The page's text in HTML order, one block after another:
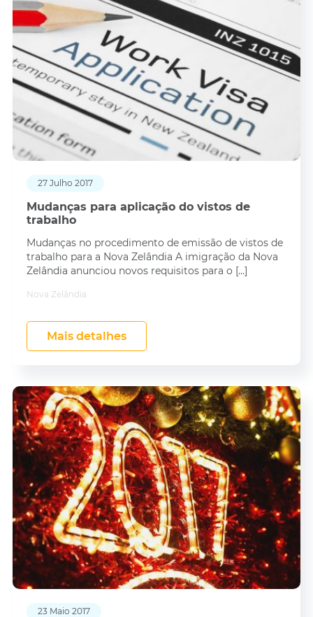
27 Julho 2017
Mudanças para aplicação do vistos de
trabalho
Mudanças no procedimento de emissão de vistos de
trabalho para a Nova Zelândia A imigração da Nova
Zelândia anunciou novos requisitos para o […]
Nova Zelândia
Mais detalhes
23 Maio 2017